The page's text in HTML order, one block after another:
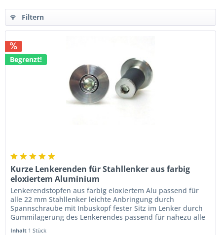
Filtern
Begrenzt!
Kurze Lenkerenden für Stahllenker aus farbig
eloxiertem Aluminium
Lenkerendstopfen aus farbig eloxiertem Alu passend für
alle 22 mm Stahllenker leichte Anbringung durch
Spannschraube mit Inbuskopf fester Sitz im Lenker durch
Gummilagerung des Lenkerendes passend für nahezu alle
Inhalt 1 Stück